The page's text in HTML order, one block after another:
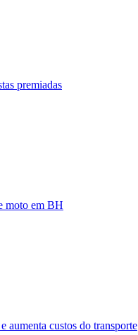
premiadas
moto em BH
aumenta custos do transporte